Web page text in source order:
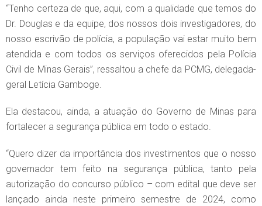
“Tenho certeza de que, aqui, com a qualidade que temos do
Dr. Douglas e da equipe, dos nossos dois investigadores, do
nosso escrivão de polícia, a população vai estar muito bem
atendida e com todos os serviços oferecidos pela Polícia
Civil de Minas Gerais”, ressaltou a chefe da PCMG, delegada-
geral Letícia Gamboge.
Ela destacou, ainda, a atuação do Governo de Minas para
fortalecer a segurança pública em todo o estado.
“Quero dizer da importância dos investimentos que o nosso
governador tem feito na segurança pública, tanto pela
autorização do concurso público – com edital que deve ser
lançado ainda neste primeiro semestre de 2024, como